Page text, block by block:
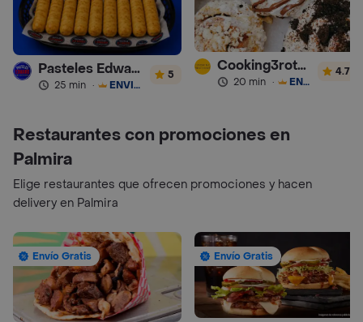
Pasteles Edward
25 min · ENVÍO GRATIS
5
Cooking3rothers
20 min · ENVÍO GRATIS
4.7
Restaurantes con promociones en
Palmira
Elige restaurantes que ofrecen promociones y hacen
delivery en Palmira
Envío Gratis Envío Gratis